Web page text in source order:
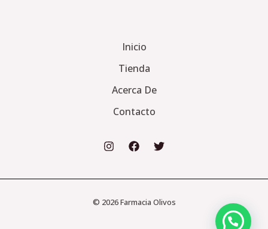
Inicio
Tienda
Acerca De
Contacto
© 2026 Farmacia Olivos